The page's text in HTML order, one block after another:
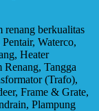
renang berkualitas
Waterco,
Heater
Tangga
(Trafo),
Frame & Grate,
Plampung